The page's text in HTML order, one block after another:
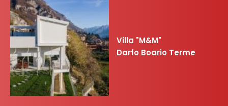
Villa "M&M"
Darfo Boario Terme